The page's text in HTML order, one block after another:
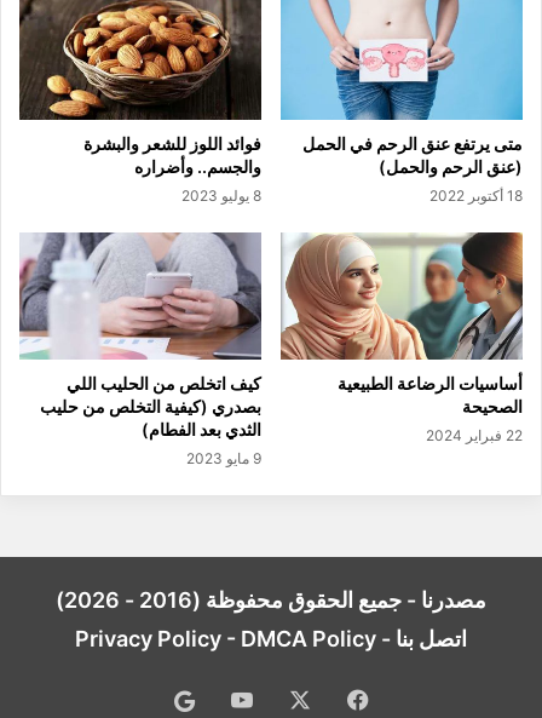
متى يرتفع عنق الرحم في الحمل
(عنق الرحم والحمل)
18 أكتوبر 2022
فوائد اللوز للشعر والبشرة
والجسم.. وأضراره
8 يوليو 2023
أساسيات الرضاعة الطبيعية
الصحيحة
22 فبراير 2024
كيف اتخلص من الحليب اللي
بصدري (كيفية التخلص من حليب
الثدي بعد الفطام)
9 مايو 2023
مصدرنا - جميع الحقوق محفوظة (2016 - 2026)
اتصل بنا -
Privacy Policy - DMCA Policy
فيسبوك ‫YouTube
Google